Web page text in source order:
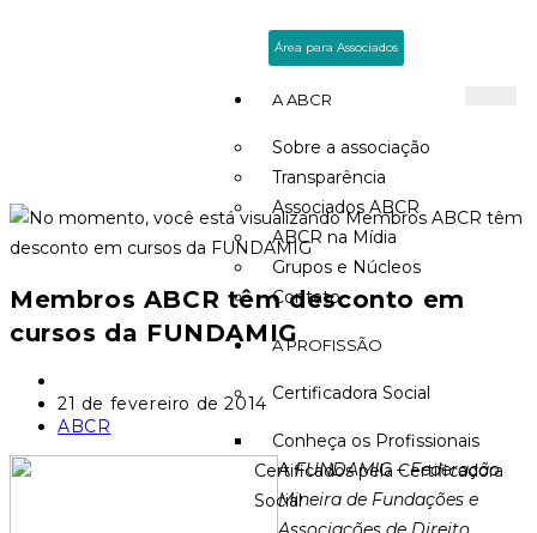
Área para Associados
A ABCR
Sobre a associação
Transparência
Associados ABCR
ABCR na Mídia
Grupos e Núcleos
Contato
A PROFISSÃO
Certificadora Social
Conheça os Profissionais
Certificados pela Certificadora
Social
Membros ABCR têm desconto em
cursos da FUNDAMIG
21 de fevereiro de 2014
ABCR
AFUNDAMIG – Federação
Mineira de Fundações e